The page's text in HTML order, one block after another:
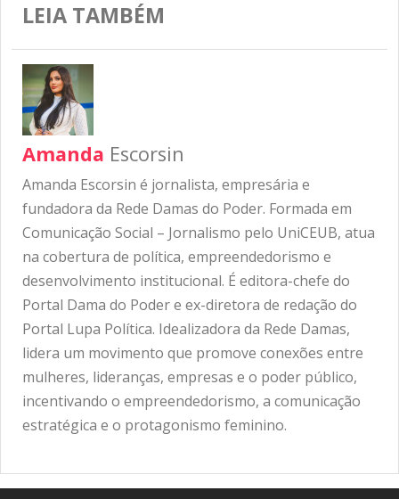
LEIA TAMBÉM
Amanda Escorsin
Amanda Escorsin é jornalista, empresária e
fundadora da Rede Damas do Poder. Formada em
Comunicação Social – Jornalismo pelo UniCEUB, atua
na cobertura de política, empreendedorismo e
desenvolvimento institucional. É editora-chefe do
Portal Dama do Poder e ex-diretora de redação do
Portal Lupa Política. Idealizadora da Rede Damas,
lidera um movimento que promove conexões entre
mulheres, lideranças, empresas e o poder público,
incentivando o empreendedorismo, a comunicação
estratégica e o protagonismo feminino.